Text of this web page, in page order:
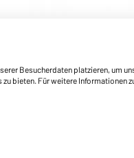
Fleece Jacket -
Besucherdaten platzieren, um
bieten. Für weitere Informationen